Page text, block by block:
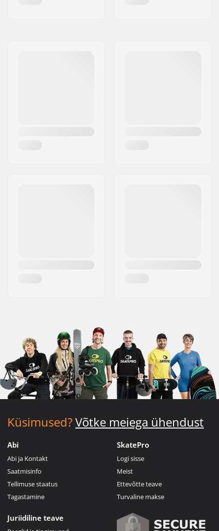
Küsimused?Võtke meiega ühendust
Abi
Abi ja Kontakt
Saatmisinfo
Tellimuse staatus
Tagastamine
SkatePro
Logi sisse
Meist
Ettevõtte teave
Turvaline makse
Juriidiline teave